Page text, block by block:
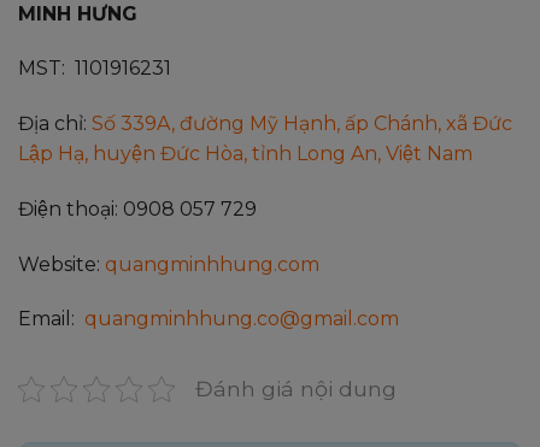
MINH HƯNG
MST: 1101916231
Địa chỉ: Số 339A, đường Mỹ Hạnh, ấp Chánh, xã Đức
Lập Hạ, huyện Đức Hòa, tỉnh Long An, Việt Nam
Điện thoại: 0908 057 729
Website: quangminhhung.com
Email: quangminhhung.co@gmail.com
Đánh giá nội dung